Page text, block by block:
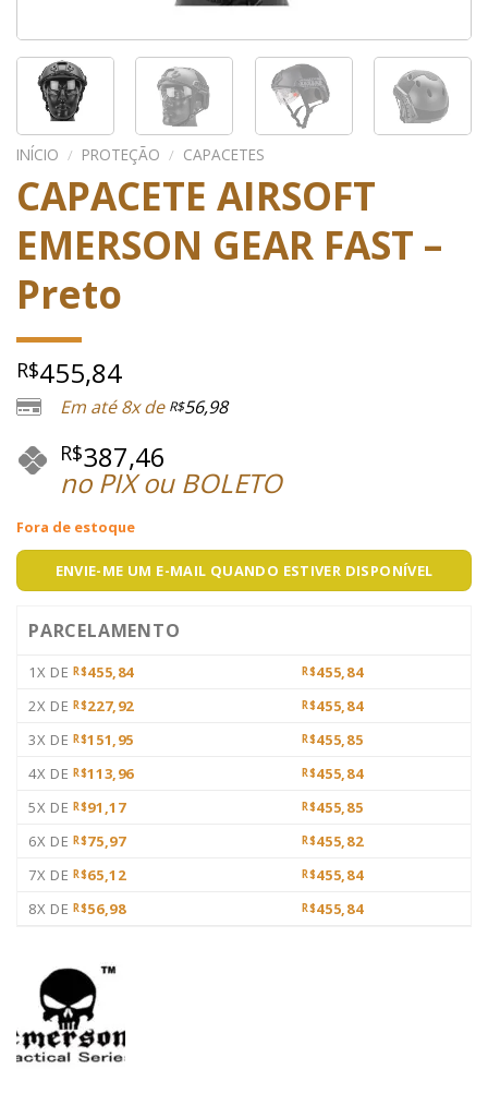
INÍCIO / PROTEÇÃO / CAPACETES
CAPACETE AIRSOFT
EMERSON GEAR FAST –
Preto
R$455,84
Em até 8x de R$56,98
R$387,46
no PIX ou BOLETO
Fora de estoque
ENVIE-ME UM E-MAIL QUANDO ESTIVER DISPONÍVEL
PARCELAMENTO
1X DE R$455,84 R$455,84
2X DE R$227,92 R$455,84
3X DE R$151,95 R$455,85
4X DE R$113,96 R$455,84
5X DE R$91,17 R$455,85
6X DE R$75,97 R$455,82
7X DE R$65,12 R$455,84
8X DE R$56,98 R$455,84